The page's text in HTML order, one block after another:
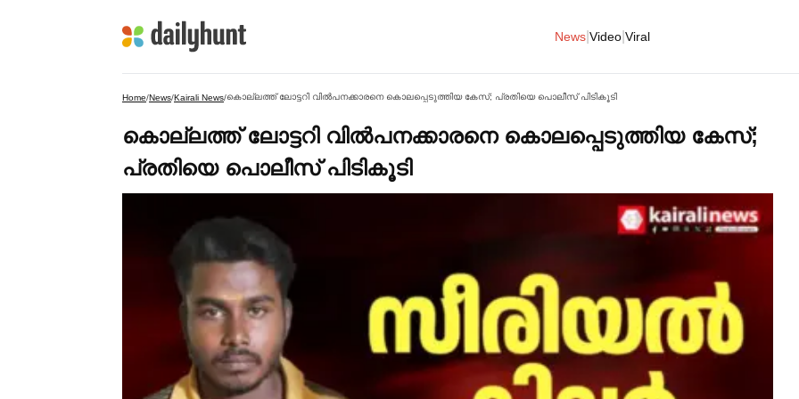
News Video Viral
Home/News/Kairali News/കൊല്ലത്ത് ലോട്ടറി വില്‍പനക്കാരനെ കൊലപ്പെടുത്തിയ കേസ്; പ്രതിയെ പൊലീസ് പിടികൂടി
കൊല്ലത്ത് ലോട്ടറി വില്‍പനക്കാരനെ കൊലപ്പെടുത്തിയ കേസ്;
പ്രതിയെ പൊലീസ് പിടികൂടി